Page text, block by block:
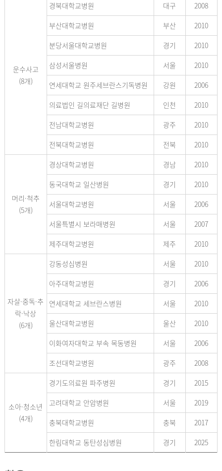
운수사고
(8개)
경북대학교병원 대구
2008
부산대학교병원
부산
2010
분당서울대학교병원
경기
2010
삼성서울병원
서울
2010
연세대학교 원주세브란스기독병원
강원
2006
의료법인 길의료재단 길병원
인천
2010
전남대학교병원
광주
2010
전북대학교병원
전북 2010
머리·척추
(5개)
경상대학교병원 경남
2010
동국대학교 일산병원
경기
2010
서울대학교병원
서울
2006
서울특별시 보라매병원
서울
2007
제주대학교병원
제주 2010
자살·중독·추
락·낙상
(6개)
강동성심병원 서울
2010
아주대학교병원
경기
2006
연세대학교 세브란스병원
서울
2010
울산대학교병원
울산
2010
이화여자대학교 부속 목동병원
서울
2006
조선대학교병원
광주 2008
소아·청소년
(4개)
경기도의료원 파주병원 경기
2015
고려대학교 안암병원
서울
2019
충북대학교병원
충북
2017
한림대학교 동탄성심병원
경기 2025